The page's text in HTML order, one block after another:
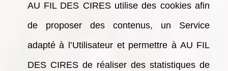
AU FIL DES CIRES utilise des cookies afin
de proposer des contenus, un Service
adapté à l’Utilisateur et permettre à AU FIL
DES CIRES de réaliser des statistiques de